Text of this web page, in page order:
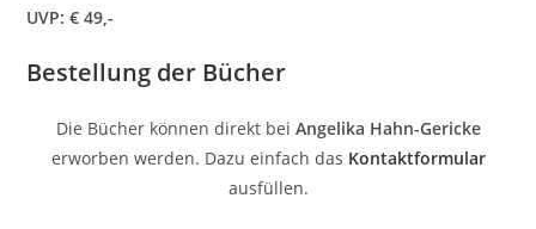
UVP: € 49,-
Bestellung der Bücher
Die Bücher können direkt bei Angelika Hahn-Gericke
erworben werden. Dazu einfach das Kontaktformular
ausfüllen.